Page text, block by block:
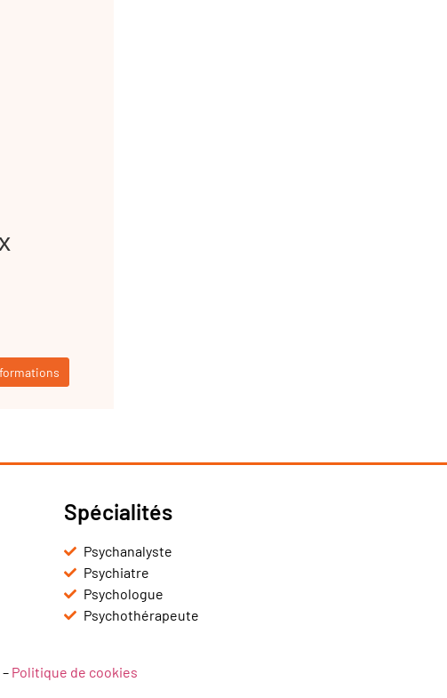
Spécialités
Psychanalyste
Psychiatre
Psychologue
Psychothérapeute
– Politique de cookies